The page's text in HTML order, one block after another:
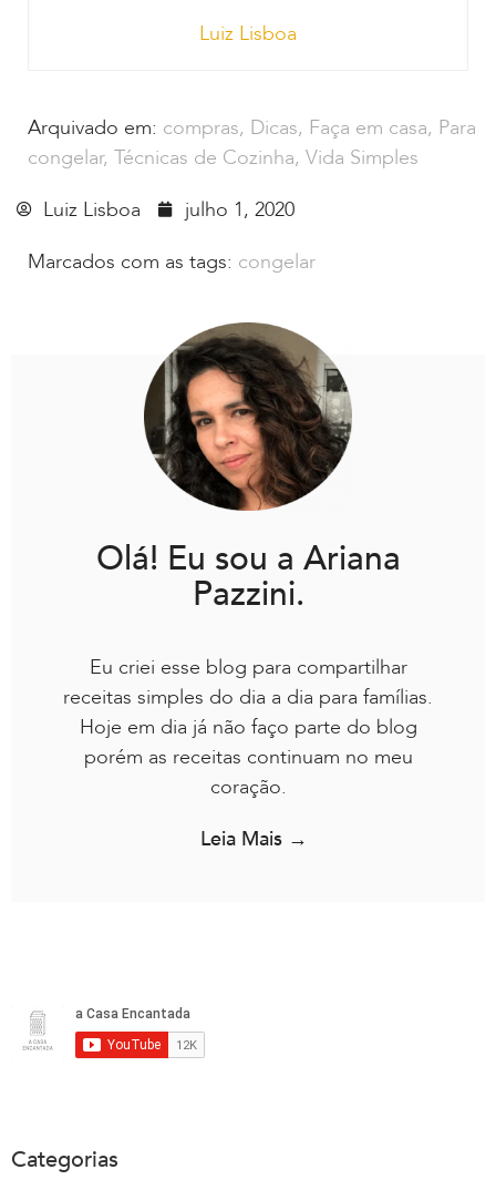
Luiz Lisboa
Arquivado em: compras, Dicas, Faça em casa, Para
congelar, Técnicas de Cozinha, Vida Simples
Luiz Lisboa
julho 1, 2020
Marcados com as tags: congelar
Olá! Eu sou a Ariana
Pazzini.
Eu criei esse blog para compartilhar
receitas simples do dia a dia para famílias.
Hoje em dia já não faço parte do blog
porém as receitas continuam no meu
coração.
Leia Mais →
Categorias